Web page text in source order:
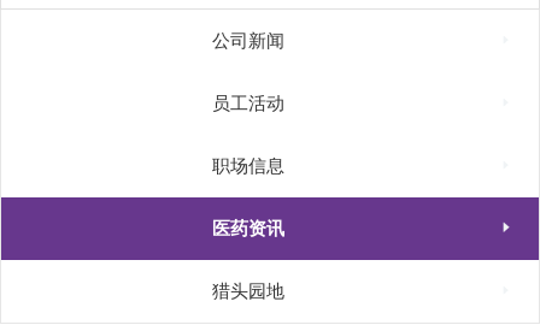
公司新闻
员工活动
职场信息
医药资讯 
猎头园地